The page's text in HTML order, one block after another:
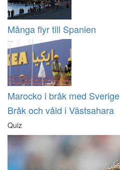
Många flyr till Spanien
Marocko i bråk med Sverige
Bråk och våld i Västsahara
Quiz